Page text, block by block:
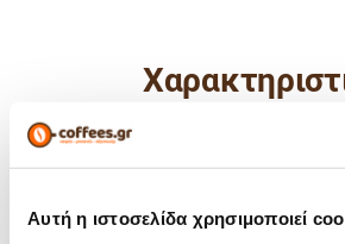
Αυτή η ιστοσελίδα χρησιμοποιεί
Άρωμα:
Ένταση: